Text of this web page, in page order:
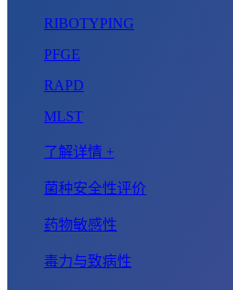
RIBOTYPING
PFGE
RAPD
MLST
了解详情 +
菌种安全性评价
药物敏感性
毒力与致病性